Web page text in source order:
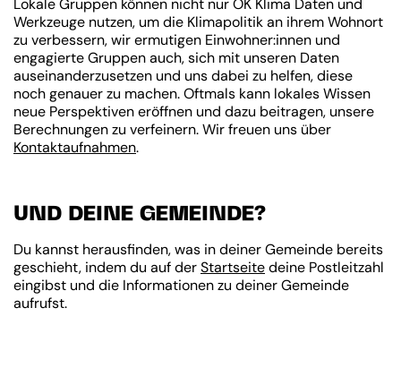
Lokale Gruppen können nicht nur OK Klima Daten und
Werkzeuge nutzen, um die Klimapolitik an ihrem Wohnort
zu verbessern, wir ermutigen Einwohner:innen und
engagierte Gruppen auch, sich mit unseren Daten
auseinanderzusetzen und uns dabei zu helfen, diese
noch genauer zu machen. Oftmals kann lokales Wissen
neue Perspektiven eröffnen und dazu beitragen, unsere
Berechnungen zu verfeinern. Wir freuen uns über
Kontaktaufnahmen.
UND DEINE GEMEINDE?
Du kannst herausfinden, was in deiner Gemeinde bereits
geschieht, indem du auf derStartseitedeine Postleitzahl
eingibst und die Informationen zu deiner Gemeinde
aufrufst.